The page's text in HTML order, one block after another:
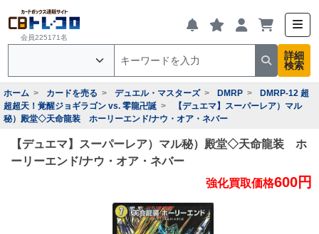
会員225171名
詳細
検索
ホーム カードを売る デュエル・マスターズ DMRP
DMRP-12 超
超超天！覚醒ジョギラゴン vs. 零龍卍誕
【デュエマ】スーパーレア）マル
秘）殿堂◇天命龍装 ホーリーエンド/ナウ・オア・ネバー
【デュエマ】スーパーレア）マル秘）殿堂◇天命龍装 ホ
ーリーエンド/ナウ・オア・ネバー
強化買取価格600円